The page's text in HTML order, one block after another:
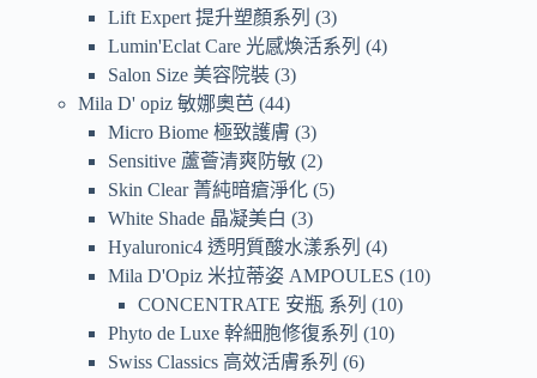
Lift Expert 提升塑顏系列
3
Lumin'Eclat Care 光感煥活系列
4
Salon Size 美容院裝 3
Mila D' opiz 敏娜奧芭 44
Micro Biome 極致護膚 3
Sensitive 蘆薈清爽防敏 2
Skin Clear 菁純暗瘡淨化 5
White Shade 晶凝美白
3
Hyaluronic4 透明質酸水漾系列
4
Mila D'Opiz 米拉蒂姿 AMPOULES
10
CONCENTRATE 安瓶 系列
10
Phyto de Luxe 幹細胞修復系列
10
Swiss Classics 高效活膚系列
6